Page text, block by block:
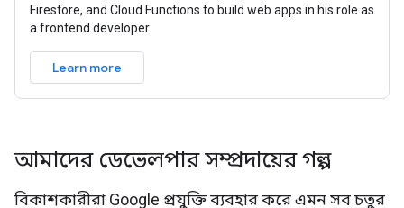
Firestore, and Cloud Functions to build web apps in his role as
a frontend developer.
Learn more
আমাদের ডেভেলপার সম্প্রদায়ের গল্প
বিকাশকারীরা Google প্রযুক্তি ব্যবহার করে এমন সব চতুর